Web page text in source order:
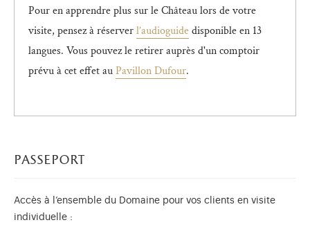
Pour en apprendre plus sur le Château lors de votre
visite, pensez à réserverl’audioguidedisponible en 13
langues. Vous pouvez le retirer auprès d'un comptoir
prévu à cet effet auPavillon Dufour.
passeport
Accès à l’ensemble du Domaine pour vos clients en visite
individuelle :